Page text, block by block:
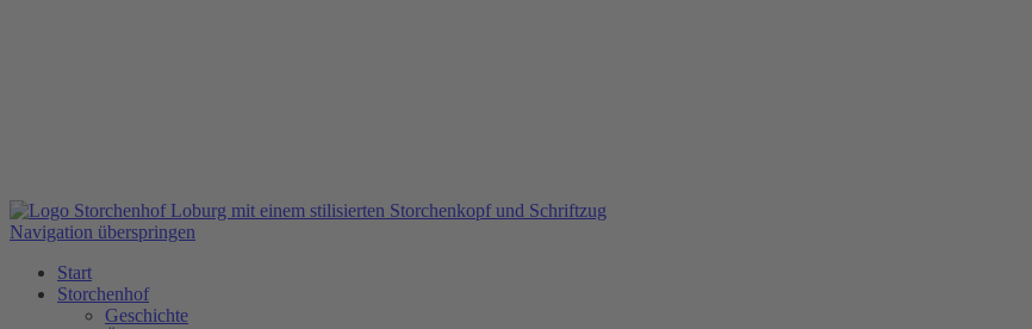
Navigation überspringen
Start
Storchenhof
Geschichte